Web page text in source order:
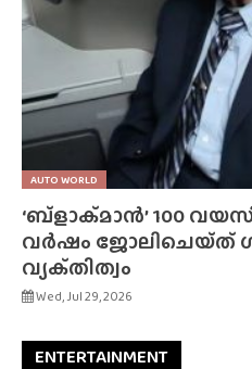
AUTO WORLD
‘ബ്‌ളാക്‌മാൻ’ 100
വർഷം ജോലിചെയ്‌ത്‌
വ്യക്‌തിത്വം
Wed, Jul 29, 2026
ENTERTAINMENT